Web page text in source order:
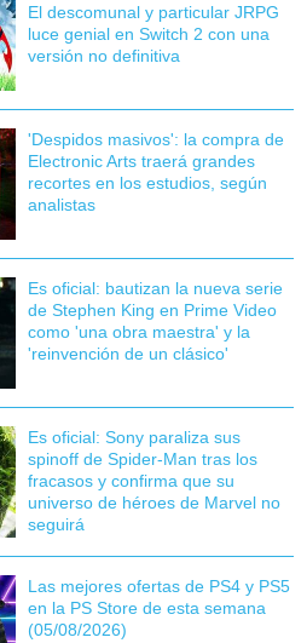
El descomunal y particular JRPG
luce genial en Switch 2 con una
versión no definitiva
'Despidos masivos': la compra de
Electronic Arts traerá grandes
recortes en los estudios, según
analistas
Es oficial: bautizan la nueva serie
de Stephen King en Prime Video
como 'una obra maestra' y la
'reinvención de un clásico'
Es oficial: Sony paraliza sus
spinoff de Spider-Man tras los
fracasos y confirma que su
universo de héroes de Marvel no
seguirá
Las mejores ofertas de PS4 y PS5
en la PS Store de esta semana
(05/08/2026)